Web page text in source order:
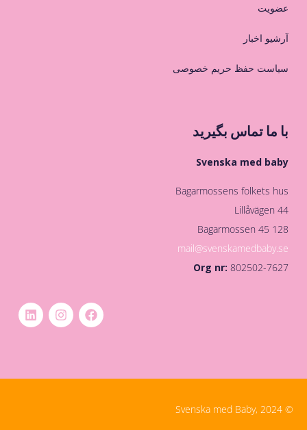
عضویت
آرشیو اخبار
سیاست حفظ حریم خصوصی
با ما تماس بگیرید
Svenska med baby
Bagarmossens folkets hus
Lillåvägen 44
128 45 Bagarmossen
mail@svenskamedbaby.se
Org nr:802502-7627
© Svenska med Baby, 2024